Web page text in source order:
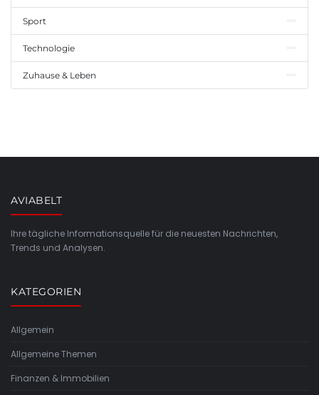
Sport
Technologie
Zuhause & Leben
AVIABELT
Ihre tägliche Informationsquelle für die neuesten Nachrichten,
Trends und Analysen.
KATEGORIEN
Allgemein
Allgemeine Themen
Finanzen & Immobilien